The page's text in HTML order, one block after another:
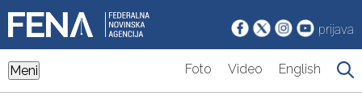
prijava
Meni Foto Video English